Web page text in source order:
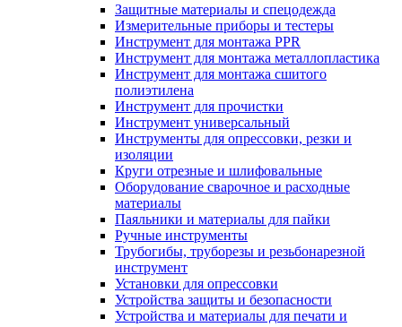
Защитные материалы и спецодежда
Измерительные приборы и тестеры
Инструмент для монтажа PPR
Инструмент для монтажа металлопластика
Инструмент для монтажа сшитого
полиэтилена
Инструмент для прочистки
Инструмент универсальный
Инструменты для опрессовки, резки и
изоляции
Круги отрезные и шлифовальные
Оборудование сварочное и расходные
материалы
Паяльники и материалы для пайки
Ручные инструменты
Трубогибы, труборезы и резьбонарезной
инструмент
Установки для опрессовки
Устройства защиты и безопасности
Устройства и материалы для печати и